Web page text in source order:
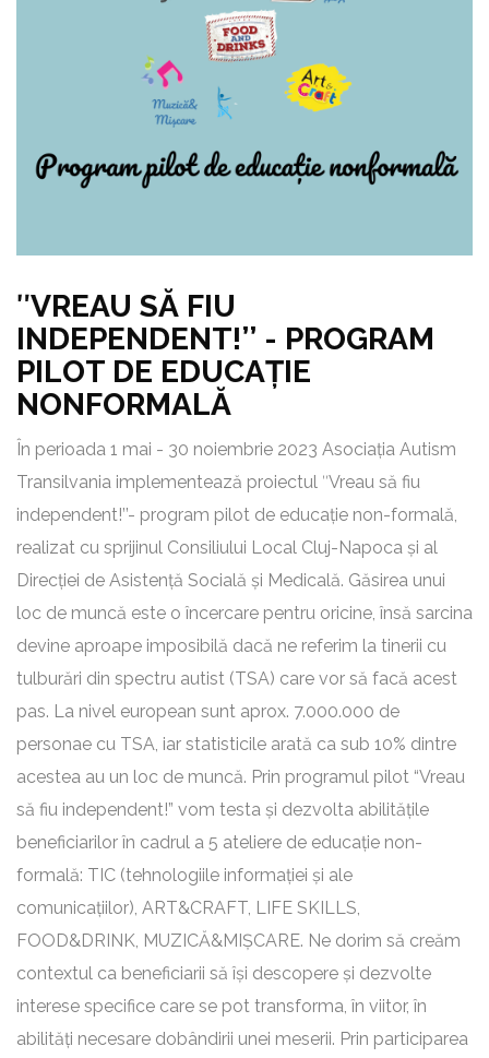
ʺVREAU SĂ FIU
INDEPENDENT!’’ - PROGRAM
PILOT DE EDUCAȚIE
NONFORMALĂ
În perioada 1 mai - 30 noiembrie 2023 Asociația Autism
Transilvania implementează proiectul ʺVreau să fiu
independent!’’- program pilot de educație non-formală,
realizat cu sprijinul Consiliului Local Cluj-Napoca și al
Direcției de Asistență Socială și Medicală. Găsirea unui
loc de muncă este o încercare pentru oricine, însă sarcina
devine aproape imposibilă dacă ne referim la tinerii cu
tulburări din spectru autist (TSA) care vor să facă acest
pas. La nivel european sunt aprox. 7.000.000 de
personae cu TSA, iar statisticile arată ca sub 10% dintre
acestea au un loc de muncă. Prin programul pilot “Vreau
să fiu independent!” vom testa și dezvolta abilitățile
beneficiarilor în cadrul a 5 ateliere de educație non-
formală: TIC (tehnologiile informației și ale
comunicațiilor), ART&CRAFT, LIFE SKILLS,
FOOD&DRINK, MUZICĂ&MIȘCARE. Ne dorim să creăm
contextul ca beneficiarii să își descopere și dezvolte
interese specifice care se pot transforma, în viitor, în
abilități necesare dobândirii unei meserii. Prin participarea